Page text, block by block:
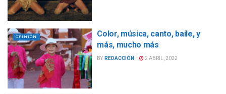
OPINIÓN
Color, música, canto, baile, y
más, mucho más
BY REDACCIÓN 2 ABRIL, 2022